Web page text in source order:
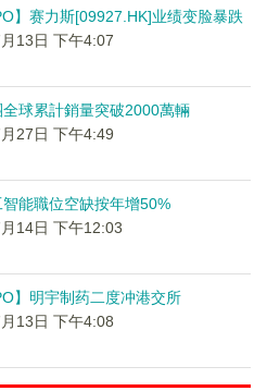
】赛力斯[09927.HK]业绩变脸暴跌
13日 下午4:07
球累計銷量突破2000萬輛
27日 下午4:49
能職位空缺按年增50%
14日 下午12:03
】明宇制药二度冲港交所
13日 下午4:08